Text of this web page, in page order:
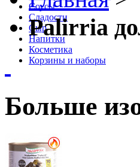
Соусы
Cладости
Сыр
Напитки
Косметика
Корзины и наборы
Palirria
Больше